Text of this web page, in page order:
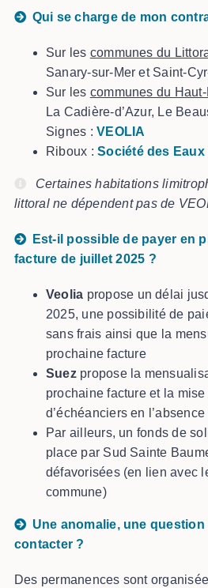
Qui se charge de mon
Sur les communes du
Sanary-sur-Mer et Saint-
Sur les communes du
La Cadière-d’Azur, Le
Signes :VEOLIA
Riboux :Société des Eaux
Certaines habitations
littoral ne dépendent pas de
Est-il possible de payer en
facture de juillet 2025 ?
Veolia propose un délai
2025, une possibilité de
sans frais ainsi que la
prochaine facture
Suezpropose la
prochaine facture et la
d’échéanciers en
Par ailleurs, un fonds de
place par Sud Sainte
défavorisées (en lien avec
commune)
Une anomalie, une
contacter ?
Des permanences sont